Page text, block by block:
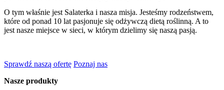
O tym właśnie jest Salaterka i nasza misja. Jesteśmy rodzeństwem,
które od ponad 10 lat pasjonuje się odżywczą dietą roślinną. A to
jest nasze miejsce w sieci, w którym dzielimy się naszą pasją.
Sprawdź naszą ofertę Poznaj nas
Nasze produkty